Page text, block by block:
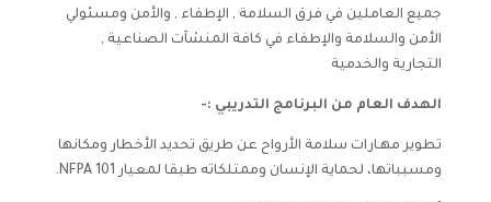
جميع العاملين في فرق السلامة , الإطفاء , والأمن ومسئولي
الأمن والسلامة والإطفاء في كافة المنشآت الصناعية ,
التجارية والخدمية
الهدف العام من البرنامج التدريبي :-
تطوير مهـارات سلامة الأرواح عن طريق تحديد الأخطار ومكانها
ومسبباتها، لحماية الإنسان وممتلكاته طبقا لمعيار 101 NFPA.